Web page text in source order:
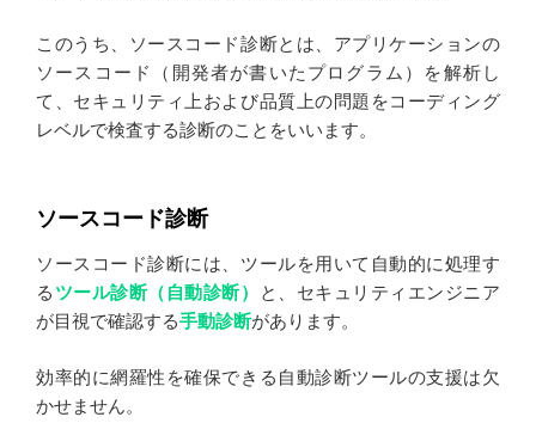
このうち、ソースコード診断とは、アプリケーションの
ソースコード（開発者が書いたプログラム）を解析し
て、セキュリティ上および品質上の問題をコーディング
レベルで検査する診断のことをいいます。
ソースコード診断
ソースコード診断には、ツールを用いて自動的に処理す
る ツール診断（自動診断）
と、セキュリティエンジニア
が目視で確認する手動診断があります。
効率的に網羅性を確保できる自動診断ツールの支援は欠
かせません。